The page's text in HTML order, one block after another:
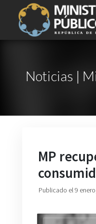
Noticias |
MP
Publicado el 9